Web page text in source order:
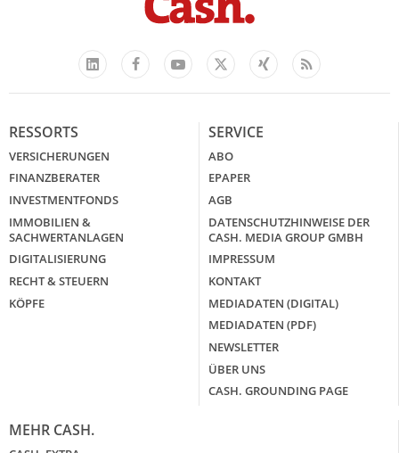
LinkedIn
FacebookYouTube
X
Xing Feed
RESSORTS
VERSICHERUNGEN
FINANZBERATER
INVESTMENTFONDS
IMMOBILIEN &
SACHWERTANLAGEN
DIGITALISIERUNG
RECHT & STEUERN
KÖPFE
SERVICE
ABO
EPAPER
AGB
DATENSCHUTZHINWEISE DER
CASH. MEDIA GROUP GMBH
IMPRESSUM
KONTAKT
MEDIADATEN (DIGITAL)
MEDIADATEN (PDF)
NEWSLETTER
ÜBER UNS
CASH. GROUNDING PAGE
MEHR CASH.